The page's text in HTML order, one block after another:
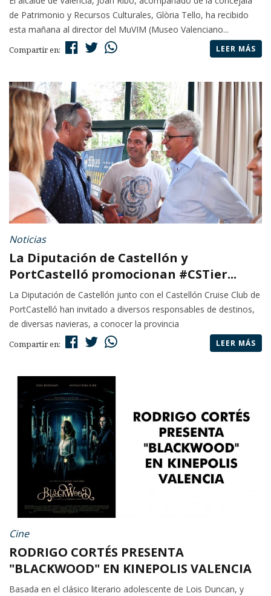
de Patrimonio y Recursos Culturales, Glòria Tello, ha recibido
esta mañana al director del MuVIM (Museo Valenciano...
Compartir en: LEER MÁS
Noticias
La Diputación de Castellón y
PortCastelló promocionan #CSTier...
La Diputación de Castellón junto con el Castellón Cruise Club de
PortCastelló han invitado a diversos responsables de destinos,
de diversas navieras, a conocer la provincia
Compartir en: LEER MÁS
Cine
RODRIGO CORTÉS PRESENTA
"BLACKWOOD" EN KINEPOLIS VALENCIA
Basada en el clásico literario adolescente de Lois Duncan, y